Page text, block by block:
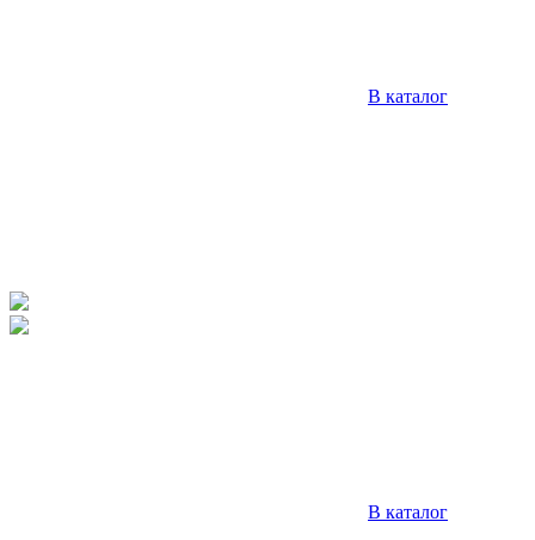
В каталог
В каталог